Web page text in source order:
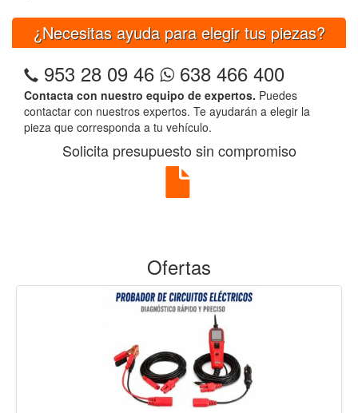
¿Necesitas ayuda para elegir tus piezas?
953 28 09 46 638 466 400
Contacta con nuestro equipo de expertos. Puedes
contactar con nuestros expertos. Te ayudarán a elegir la
pieza que corresponda a tu vehículo.
Solicita presupuesto sin compromiso
Ofertas